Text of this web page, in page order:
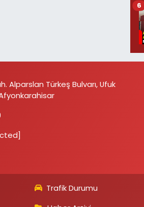
6
Alparslan Türkeş Bulvarı, Ufuk
Trafik Durumu